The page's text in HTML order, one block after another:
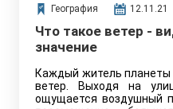
География 12.11.21
Что такое ветер -
значение
Каждый житель планеты
ветер. Выходя на
ощущается воздушный